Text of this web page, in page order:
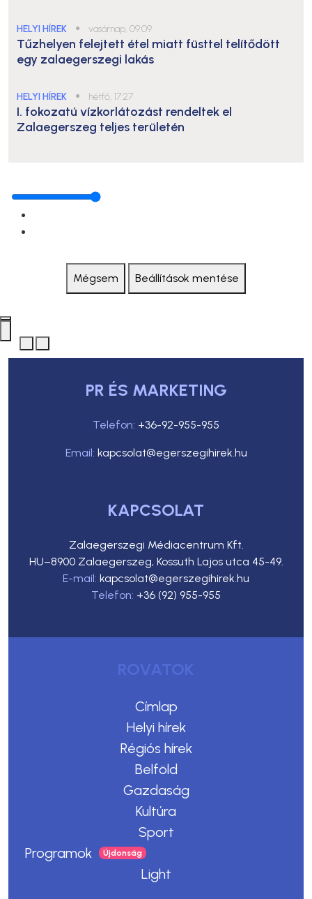
HELYI HÍREK ● vasárnap, 09:09
Tűzhelyen felejtett étel miatt füsttel telítődött
egy zalaegerszegi lakás
HELYI HÍREK ● hétfő, 17:27
I. fokozatú vízkorlátozást rendeltek el
Zalaegerszeg teljes területén
Mégsem Beállítások mentése
PR ÉS MARKETING
Telefon: +36-92-955-955
Email: kapcsolat@egerszegihirek.hu
KAPCSOLAT
Zalaegerszegi Médiacentrum Kft.
HU–8900 Zalaegerszeg, Kossuth Lajos utca 45-49.
E-mail: kapcsolat@egerszegihirek.hu
Telefon: +36 (92) 955-955
ROVATOK
Címlap
Helyi hírek
Régiós hírek
Belföld
Gazdaság
Kultúra
Sport
Programok
Light